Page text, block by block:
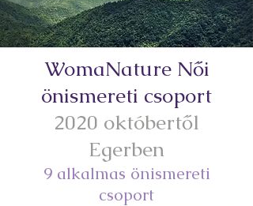
WomaNature Női
önismereti csoport
2020 októbertől
Egerben
9 alkalmas önismereti
csoport